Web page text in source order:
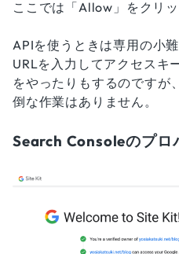
ここでは「Allow」をクリ
APIを使うときは専用の小
URLを入力してアクセスキ
をやったりもするのです
倒な作業はありません。
Search Consoleのプロ